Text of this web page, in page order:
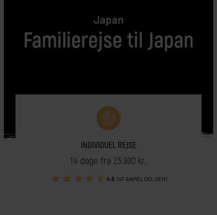
Japan
Familierejse til Japan
INDIVIDUEL REJSE
14 dage fra 23.990 kr.
4.6 (47 ANMELDELSER)